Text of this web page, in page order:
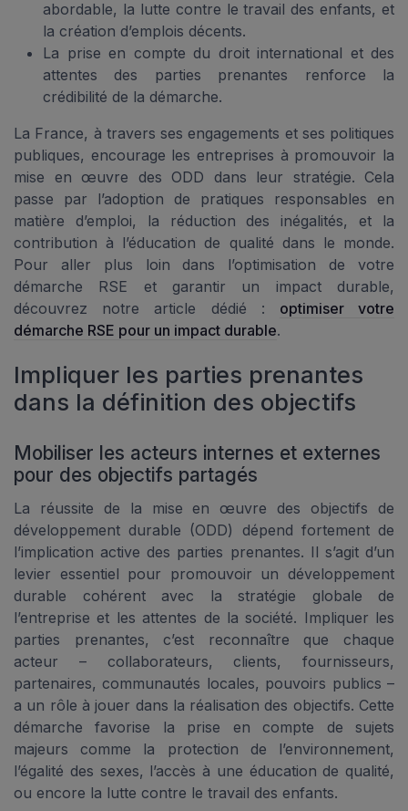
abordable, la lutte contre le travail des enfants, et
la création d’emplois décents.
La prise en compte du droit international et des
attentes des parties prenantes renforce la
crédibilité de la démarche.
La France, à travers ses engagements et ses politiques
publiques, encourage les entreprises à promouvoir la
mise en œuvre des ODD dans leur stratégie. Cela
passe par l’adoption de pratiques responsables en
matière d’emploi, la réduction des inégalités, et la
contribution à l’éducation de qualité dans le monde.
Pour aller plus loin dans l’optimisation de votre
démarche RSE et garantir un impact durable,
découvrez notre article dédié : optimiser votre
démarche RSE pour un impact durable.
Impliquer les parties prenantes
dans la définition des objectifs
Mobiliser les acteurs internes et externes
pour des objectifs partagés
La réussite de la mise en œuvre des objectifs de
développement durable (ODD) dépend fortement de
l’implication active des parties prenantes. Il s’agit d’un
levier essentiel pour promouvoir un développement
durable cohérent avec la stratégie globale de
l’entreprise et les attentes de la société. Impliquer les
parties prenantes, c’est reconnaître que chaque
acteur – collaborateurs, clients, fournisseurs,
partenaires, communautés locales, pouvoirs publics –
a un rôle à jouer dans la réalisation des objectifs. Cette
démarche favorise la prise en compte de sujets
majeurs comme la protection de l’environnement,
l’égalité des sexes, l’accès à une éducation de qualité,
ou encore la lutte contre le travail des enfants.